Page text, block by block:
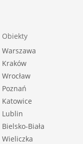
Obiekty
Warszawa
Kraków
Wrocław
Poznań
Katowice
Lublin
Bielsko-Biała
Wieliczka